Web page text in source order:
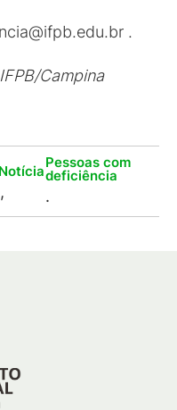
.
Campina
Notícia
,
Pessoas com
deficiência
.